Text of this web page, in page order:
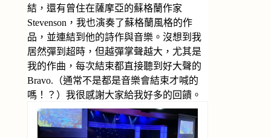
結，還有曾住在薩摩亞的蘇格蘭作家
Stevenson，我也演奏了蘇格蘭風格的作
品，並連結到他的詩作與音樂。沒想到我
居然彈到超時，但越彈掌聲越大，尤其是
我的作曲，每次結束都直接聽到好大聲的
Bravo.（通常不是都是音樂會結束才喊的
嗎！？）我很感謝大家給我好多的回饋。